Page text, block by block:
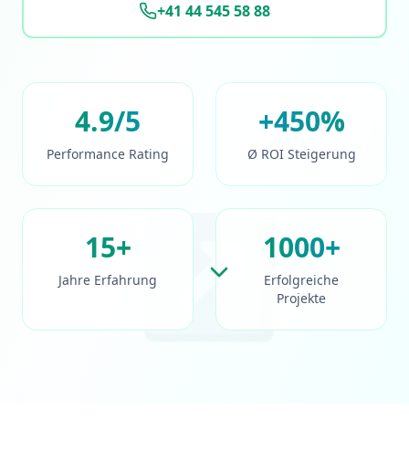
↗
+41 44 545 58 88
4.9/5
Performance Rating
+450%
Ø ROI Steigerung
15+
Jahre Erfahrung
1000+
Erfolgreiche
Projekte